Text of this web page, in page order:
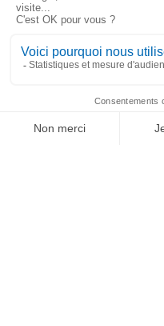
Solution de gestion
SIMAX vidéos
Mentions légales & Crédits
Politique des cookies
Plaquette commerciale
Notre clientèle